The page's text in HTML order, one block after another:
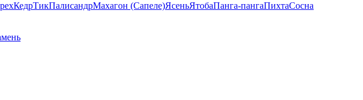
КедрТикПалисандрМахагон (Сапеле)ЯсеньЯтобаПанга-пангаПихтаСосна